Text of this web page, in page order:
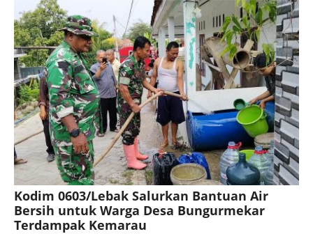
Kodim 0603/Lebak Salurkan Bantuan Air
Bersih untuk Warga Desa Bungurmekar
Terdampak Kemarau